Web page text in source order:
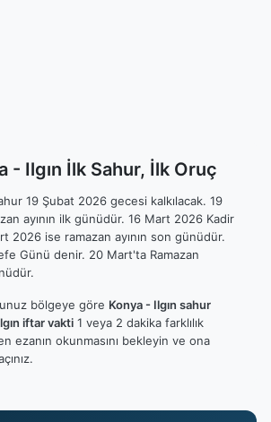
- Ilgın İlk Sahur, İlk Oruç
19 Şubat 2026 gecesi kalkılacak. 19
ayının ilk günüdür. 16 Mart 2026 Kadir
2026 ise ramazan ayının son günüdür.
Günü denir. 20 Mart'ta Ramazan
bölgeye göre Konya - Ilgın sahur
iftar vakti 1 veya 2 dakika farklılık
ezanın okunmasını bekleyin ve ona